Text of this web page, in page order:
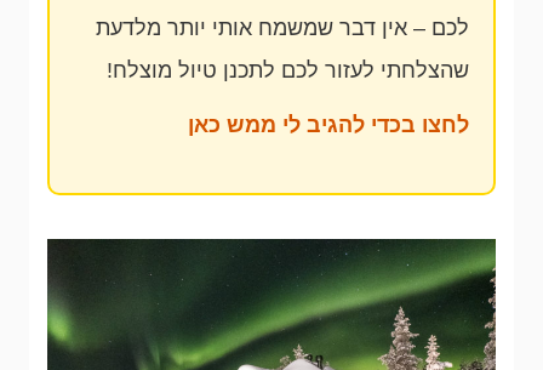
לכם – אין דבר שמשמח אותי יותר מלדעת
שהצלחתי לעזור לכם לתכנן טיול מוצלח!
לחצו בכדי להגיב לי ממש כאן